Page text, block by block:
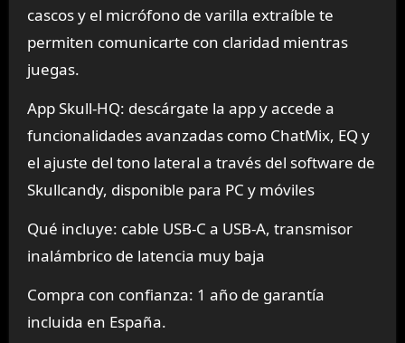
cascos y el micrófono de varilla extraíble te
permiten comunicarte con claridad mientras
juegas.
App Skull-HQ: descárgate la app y accede a
funcionalidades avanzadas como ChatMix, EQ y
el ajuste del tono lateral a través del software de
Skullcandy, disponible para PC y móviles
Qué incluye: cable USB-C a USB-A, transmisor
inalámbrico de latencia muy baja
Compra con confianza: 1 año de garantía
incluida en España.